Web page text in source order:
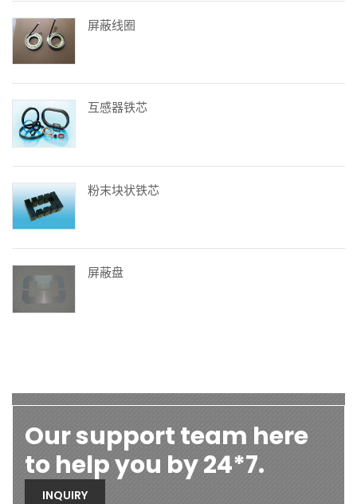
屏蔽线圈
互感器铁芯
粉末块状铁芯
屏蔽盘
Our support team here
to help you by 24*7.
INQUIRY